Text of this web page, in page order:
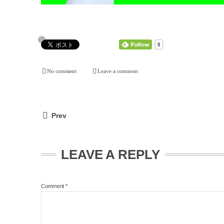
0
No comment Leave a comment
Prev
LEAVE A REPLY
Comment *